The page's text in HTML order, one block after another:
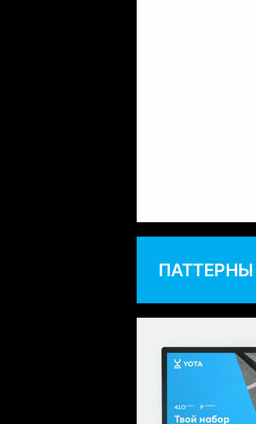
ПАТТЕРНЫ